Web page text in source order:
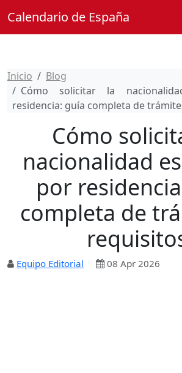
Calendario de España
Inicio
Blog
Cómo solicitar la
residencia: guía completa de
Cómo
nacionalidad
por
completa de
Equipo Editorial 08 Apr 2026